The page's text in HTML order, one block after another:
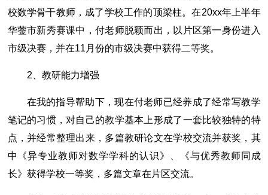
校数学骨干教师，成了学校工作的顶梁柱。在20xx年上半年
华蓥市新秀赛课中，付老师脱颖而出，以片区第一身份进入
市级决赛，并在11月份的市级决赛中获得二等奖。
2、教研能力增强
在我的指导帮助下，现在付老师已经养成了经常写教学
笔记的习惯，对自己的教学基本上形成了一套比较独特的特
点，并经常整理出来，多篇教研论文在学校交流并获奖，其
中《异专业教师对数学学科的认识》、《与优秀教师同成
长》获得学校一等奖，多篇文章在片区交流。